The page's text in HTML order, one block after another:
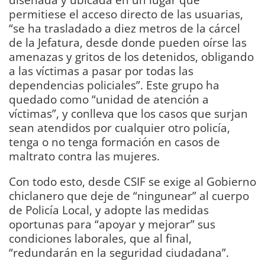
permitiese el acceso directo de las usuarias,
“se ha trasladado a diez metros de la cárcel
de la Jefatura, desde donde pueden oírse las
amenazas y gritos de los detenidos, obligando
a las víctimas a pasar por todas las
dependencias policiales”. Este grupo ha
quedado como “unidad de atención a
víctimas”, y conlleva que los casos que surjan
sean atendidos por cualquier otro policía,
tenga o no tenga formación en casos de
maltrato contra las mujeres.
Con todo esto, desde CSIF se exige al Gobierno
chiclanero que deje de “ningunear” al cuerpo
de Policía Local, y adopte las medidas
oportunas para “apoyar y mejorar” sus
condiciones laborales, que al final,
“redundarán en la seguridad ciudadana”.